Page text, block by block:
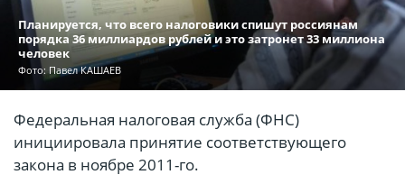
Планируется, что всего налоговики спишут россиянам
порядка 36 миллиардов рублей и это затронет 33 миллиона
человек
Фото: Павел КАШАЕВ
Федеральная налоговая служба (ФНС)
инициировала принятие соответствующего
закона в ноябре 2011-го.